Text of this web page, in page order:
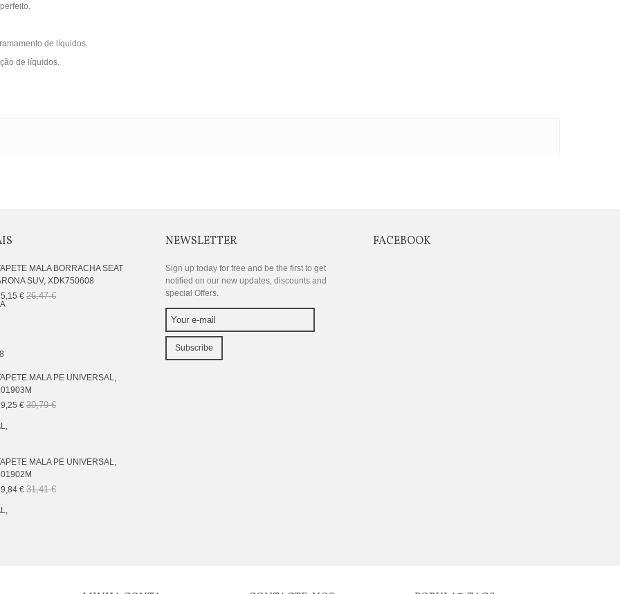
de líquidos.
de líquidos.
MALA BORRACHA SEAT
SUV, XDK750608
€ 26,47 €
MALA PE UNIVERSAL,
€ 30,79 €
MALA PE UNIVERSAL,
€ 31,41 €
NEWSLETTER
Sign up today for free and be the first to get
notified on our new updates, discounts and
special Offers.
Subscribe
FACEBOOK